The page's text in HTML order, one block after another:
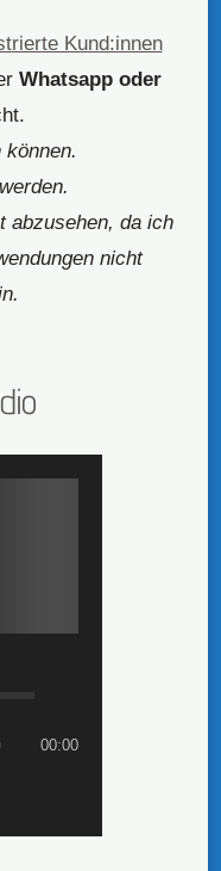
Kund:innen
Whatsapp oder
können.
abzusehen, da ich
nicht
00:00